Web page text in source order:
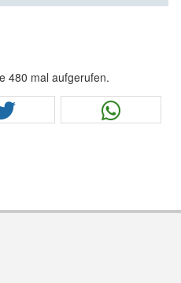
480 mal aufgerufen.